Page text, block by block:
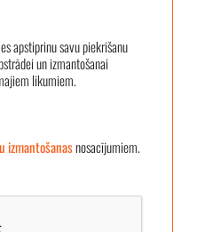
apstiprinu savu piekrišanu
un izmantošanai
likumiem.
izmantošanasnosacījumiem.